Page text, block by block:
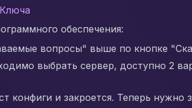
обеспечения:
вопросы" выше по кнопке
выбрать сервер, доступно 2
конфиги и закроется. Теперь нужно